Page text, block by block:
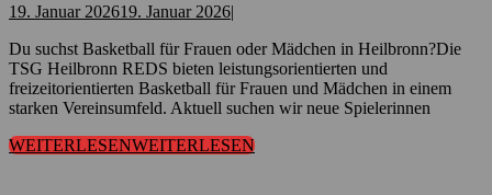
19. Januar 202619. Januar 2026|
Du suchst Basketball für Frauen oder Mädchen in Heilbronn?Die
TSG Heilbronn REDS bieten leistungsorientierten und
freizeitorientierten Basketball für Frauen und Mädchen in einem
starken Vereinsumfeld. Aktuell suchen wir neue Spielerinnen
WEITERLESENWEITERLESEN